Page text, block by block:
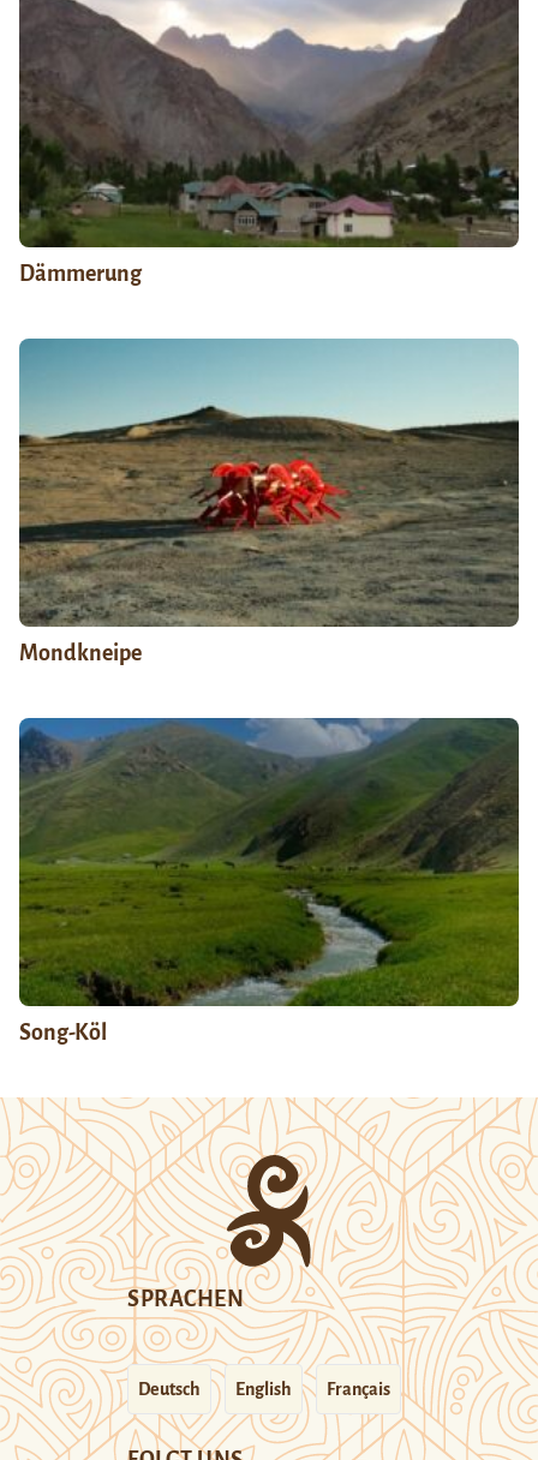
Dämmerung
Mondkneipe
Song-Köl
SPRACHEN
Deutsch English Français